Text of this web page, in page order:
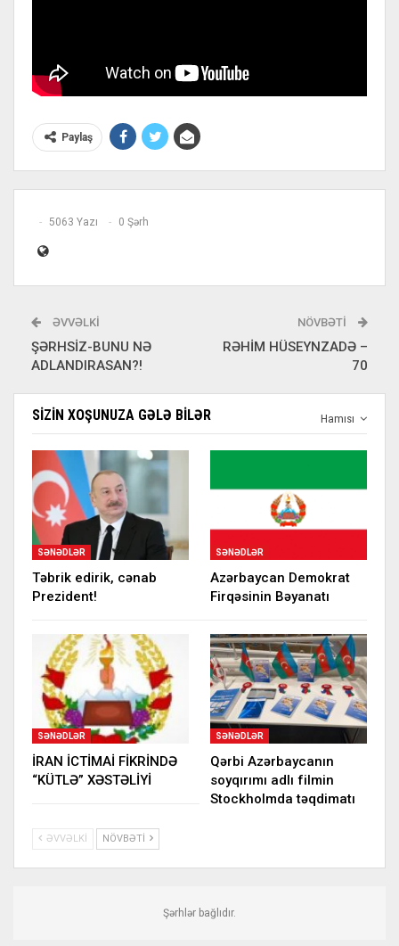
Paylaş
5063 Yazı 0 Şərh
ƏVVƏLKI
ŞƏRHSİZ-BUNU NƏ
ADLANDIRASAN?!
NÖVBƏTI
RƏHİM HÜSEYNZADƏ –
70
Hamısı
SIZIN XOŞUNUZA GƏLƏ BILƏR
SƏNƏDLƏR
Təbrik edirik, cənab
Prezident!
SƏNƏDLƏR
Azərbaycan Demokrat
Firqəsinin Bəyanatı
SƏNƏDLƏR
İRAN İCTİMAİ FİKRİNDƏ
“KÜTLƏ” XƏSTƏLİYİ
SƏNƏDLƏR
Qərbi Azərbaycanın
soyqırımı adlı filmin
Stockholmda təqdimatı
ƏVVƏLKI NÖVBƏTI
Şərhlər bağlıdır.